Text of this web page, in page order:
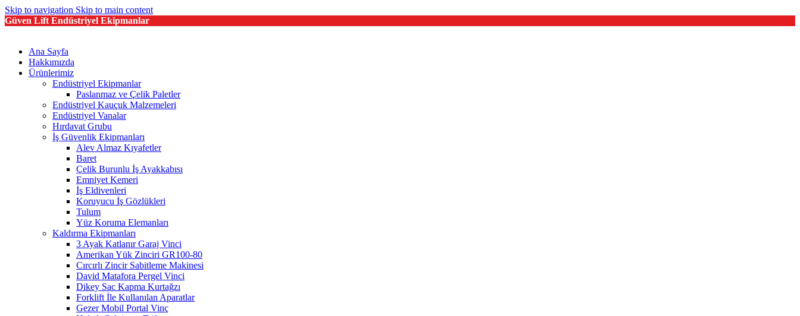
Skip to navigation Skip to main content
Güven Lift Endüstriyel Ekipmanlar
Ana Sayfa
Hakkımızda
Ürünlerimiz
Endüstriyel Ekipmanlar
Paslanmaz ve Çelik Paletler
Endüstriyel Kauçuk Malzemeleri
Endüstriyel Vanalar
Hırdavat Grubu
İş Güvenlik Ekipmanları
Alev Almaz Kıyafetler
Baret
Çelik Burunlu İş Ayakkabısı
Emniyet Kemeri
İş Eldivenleri
Koruyucu İş Gözlükleri
Tulum
Yüz Koruma Elemanları
Kaldırma Ekipmanları
3 Ayak Katlanır Garaj Vinci
Amerikan Yük Zinciri GR100-80
Cırcırlı Zincir Sabitleme Makinesi
David Matafora Pergel Vinci
Dikey Sac Kapma Kurtağzı
Forklift İle Kullanılan Aparatlar
Gezer Mobil Portal Vinç